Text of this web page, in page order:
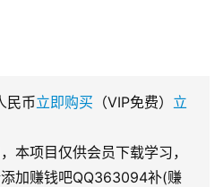
民币立即购买 （VIP免费） 立
本项目仅供会员下载学习，
加赚钱吧QQ363094补(赚